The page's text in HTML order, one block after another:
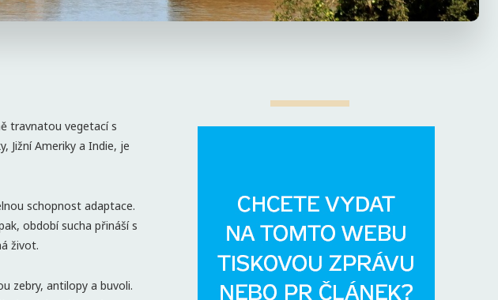
travnatou vegetací s
Jižní Ameriky a Indie, je
schopnost adaptace.
období sucha přináší s
život.
zebry, antilopy a buvoli.